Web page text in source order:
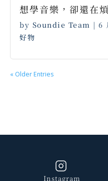
想學音樂，卻還在
by Soundie Team | 6
好物
« Older Entries
Instagram